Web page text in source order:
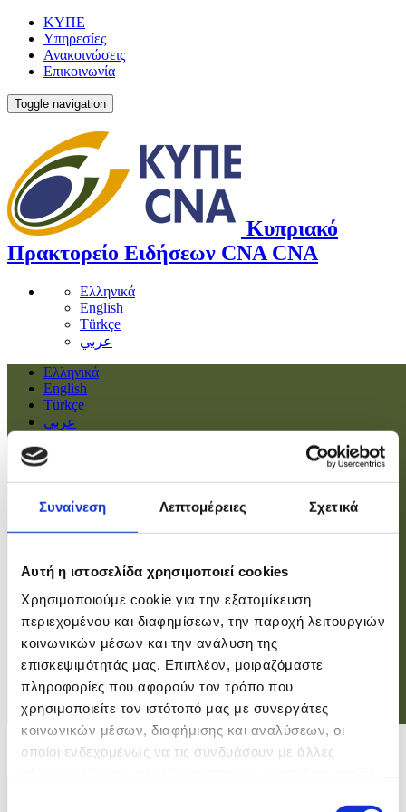
Συναίνεση Λεπτομέρειες Σχετικά
Αυτή η ιστοσελίδα χρησιμοποιεί cookies
Χρησιμοποιούμε cookie για την εξατομίκευση
περιεχομένου και διαφημίσεων, την παροχή λειτουργιών
κοινωνικών μέσων και την ανάλυση της
επισκεψιμότητάς μας. Επιπλέον, μοιραζόμαστε
πληροφορίες που αφορούν τον τρόπο που
χρησιμοποιείτε τον ιστότοπό μας με συνεργάτες
κοινωνικών μέσων, διαφήμισης και αναλύσεων, οι
οποίοι ενδεχομένως να τις συνδυάσουν με άλλες
ΚΥΠΕ
Υπηρεσίες
Ανακοινώσεις
Επικοινωνία
Toggle navigation
Κυπριακό
Πρακτορείο Ειδήσεων CNA CNA
Ελληνικά
English
Türkçe
عربي
Ελληνικά
English
Türkçe
عربي
Αρχική
Πολιτική
Οικονομία
Βουλή
Εσωτερικά
Ευρώπη
Κόσμος
Αθλητικά
Virals
Επιστήμες
Σύνδεση
Σύνδεση